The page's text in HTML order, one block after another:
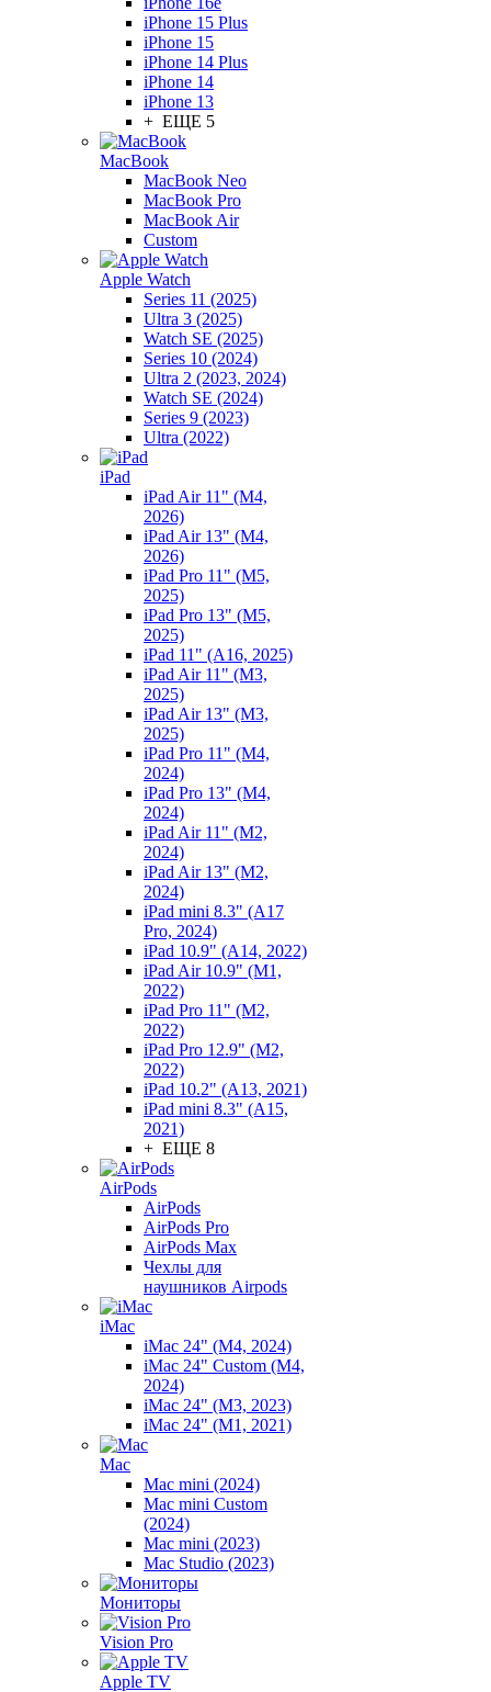
iPhone 15 Plus
iPhone 15
iPhone 14 Plus
iPhone 14
iPhone 13
+ ЕЩЕ 5
MacBook
MacBook Neo
MacBook Pro
MacBook Air
Custom
Apple Watch
Series 11 (2025)
Ultra 3 (2025)
Watch SE (2025)
Series 10 (2024)
Ultra 2 (2023, 2024)
Watch SE (2024)
Series 9 (2023)
Ultra (2022)
iPad
iPad Air 11" (M4,
2026)
iPad Air 13" (M4,
2026)
iPad Pro 11" (M5,
2025)
iPad Pro 13" (M5,
2025)
iPad 11" (A16, 2025)
iPad Air 11" (M3,
2025)
iPad Air 13" (M3,
2025)
iPad Pro 11" (M4,
2024)
iPad Pro 13" (M4,
2024)
iPad Air 11" (M2,
2024)
iPad Air 13" (M2,
2024)
iPad mini 8.3" (A17
Pro, 2024)
iPad 10.9" (A14, 2022)
iPad Air 10.9" (M1,
2022)
iPad Pro 11" (M2,
2022)
iPad Pro 12.9" (M2,
2022)
iPad 10.2" (A13, 2021)
iPad mini 8.3" (A15,
2021)
+ ЕЩЕ 8
AirPods
AirPods
AirPods Pro
AirPods Max
Чехлы для
наушников Airpods
iMac
iMac 24" (M4, 2024)
iMac 24" Custom (M4,
2024)
iMac 24" (M3, 2023)
iMac 24" (M1, 2021)
Mac
Mac mini (2024)
Mac mini Custom
(2024)
Mac mini (2023)
Mac Studio (2023)
Мониторы
Vision Pro
Apple TV